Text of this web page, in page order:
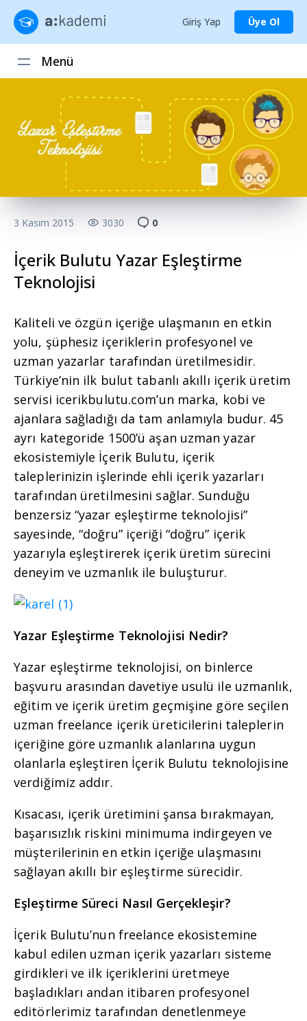
Giriş Yap Üye Ol
Menü
3 Kasım 2015 3030 0
İçerik Bulutu Yazar Eşleştirme
Teknolojisi
Kaliteli ve özgün içeriğe ulaşmanın en etkin
yolu, şüphesiz içeriklerin profesyonel ve
uzman yazarlar tarafından üretilmesidir.
Türkiye’nin ilk bulut tabanlı akıllı içerik üretim
servisi icerikbulutu.com’un marka, kobi ve
ajanlara sağladığı da tam anlamıyla budur. 45
ayrı kategoride 1500’ü aşan uzman yazar
ekosistemiyle İçerik Bulutu, içerik
taleplerinizin işlerinde ehli içerik yazarları
tarafından üretilmesini sağlar. Sunduğu
benzersiz “yazar eşleştirme teknolojisi”
sayesinde, “doğru” içeriği “doğru” içerik
yazarıyla eşleştirerek içerik üretim sürecini
deneyim ve uzmanlık ile buluşturur.
Yazar Eşleştirme Teknolojisi Nedir?
Yazar eşleştirme teknolojisi, on binlerce
başvuru arasından davetiye usulü ile uzmanlık,
eğitim ve içerik üretim geçmişine göre seçilen
uzman freelance içerik üreticilerini taleplerin
içeriğine göre uzmanlık alanlarına uygun
olanlarla eşleştiren İçerik Bulutu teknolojisine
verdiğimiz addır.
Kısacası, içerik üretimini şansa bırakmayan,
başarısızlık riskini minimuma indirgeyen ve
müşterilerinin en etkin içeriğe ulaşmasını
sağlayan akıllı bir eşleştirme sürecidir.
Eşleştirme Süreci Nasıl Gerçekleşir?
İçerik Bulutu’nun freelance ekosistemine
kabul edilen uzman içerik yazarları sisteme
girdikleri ve ilk içeriklerini üretmeye
başladıkları andan itibaren profesyonel
editörlerimiz tarafından denetlenmeye